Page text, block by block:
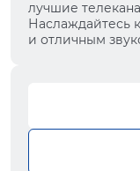
лучшие
Наслаждайтесь
и отличным